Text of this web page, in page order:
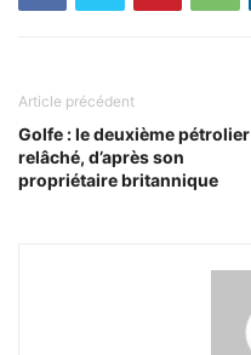
Article précédent
Golfe : le deuxième pétrolier
relâché, d’après son
propriétaire britannique